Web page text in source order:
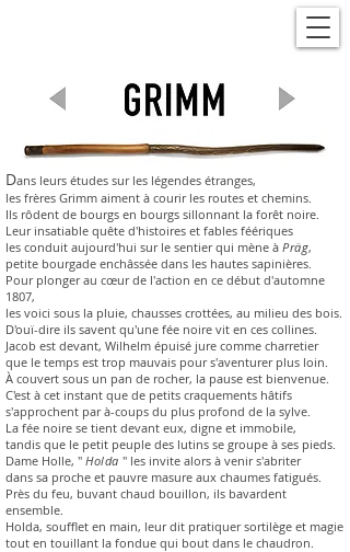
Dans leurs études sur les légendes étranges,
les frères Grimm aiment à courir les routes et chemins.
Ils rôdent de bourgs en bourgs sillonnant la forêt noire.
Leur insatiable quête d'histoires et fables féériques
les conduit aujourd'hui sur le sentier qui mène à Präg,
petite bourgade enchâssée dans les hautes sapinières.
Pour plonger au cœur de l'action en ce début d'automne
1807,
les voici sous la pluie, chausses crottées, au milieu des bois.
D'ouï-dire ils savent qu'une fée noire vit en ces collines.
Jacob est devant, Wilhelm épuisé jure comme charretier
que le temps est trop mauvais pour s'aventurer plus loin.
À couvert sous un pan de rocher, la pause est bienvenue.
C'est à cet instant que de petits craquements hâtifs
s'approchent par à-coups du plus profond de la sylve.
La fée noire se tient devant eux, digne et immobile,
tandis que le petit peuple des lutins se groupe à ses pieds.
Dame Holle, " Holda " les invite alors à venir s'abriter
dans sa proche et pauvre masure aux chaumes fatigués.
Près du feu, buvant chaud bouillon, ils bavardent
ensemble.
Holda, soufflet en main, leur dit pratiquer sortilège et magie
tout en touillant la fondue qui bout dans le chaudron.